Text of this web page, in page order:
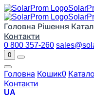
Solar
Solar
Головна Рішення
Контакти
0 800 357-260
0
Головна Кошик0
Контакти
UA